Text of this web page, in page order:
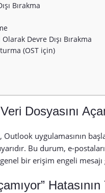
Bırakma
Devre Dışı Bırakma
(OST için)
Dosyasını
Outlook uygulamasının
Bu durum, e-
bir erişim engeli